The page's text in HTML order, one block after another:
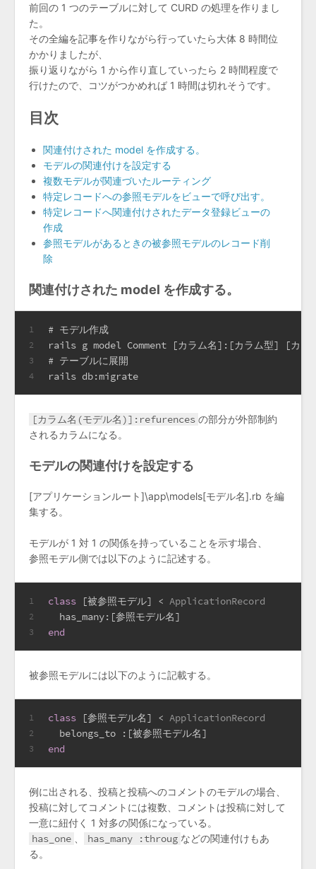
前回の 1 つのテーブルに対して CURD の処理を作りまし
た。
その全編を記事を作りながら行っていたら大体 8 時間位
かかりましたが、
振り返りながら 1 から作り直していったら 2 時間程度で
行けたので、コツがつかめれば 1 時間は切れそうです。
目次
関連付けされた model を作成する。
モデルの関連付けを設定する
複数モデルが関連づいたルーティング
特定レコードへの参照モデルをビューで呼び出す。
特定レコードへ関連付けされたデータ登録ビューの
作成
参照モデルがあるときの被参照モデルのレコード削
除
関連付けされた model を作成する。
1
2
3
4
# モデル作成
rails g model Comment [カラム名]:[カラム型] [カラ
# テーブルに展開
rails db:migrate
[カラム名(モデル名)]:refurences の部分が外部制約
されるカラムになる。
モデルの関連付けを設定する
[アプリケーションルート]\app\models[モデル名].rb を編
集する。
モデルが 1 対 1 の関係を持っていることを示す場合、
参照モデル側では以下のように記述する。
1
2
3
class [被参照モデル] < ApplicationRecord
has_many: [参照モデル名]
end
被参照モデルには以下のように記載する。
1
2
3
class [参照モデル名] < ApplicationRecord
  belongs_to
: [被参照モデル名]
end
例に出される、投稿と投稿へのコメントのモデルの場合、
投稿に対してコメントには複数、コメントは投稿に対して
一意に紐付く 1 対多の関係になっている。
has_one has_many :throug などの関連付けもあ
る。